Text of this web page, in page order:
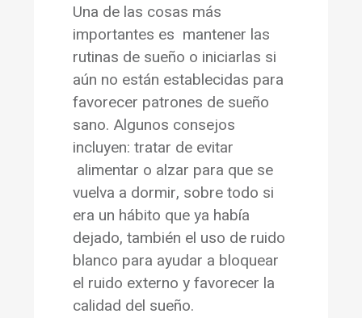
Una de las cosas más
importantes es mantener las
rutinas de sueño o iniciarlas si
aún no están establecidas para
favorecer patrones de sueño
sano. Algunos consejos
incluyen: tratar de evitar
alimentar o alzar para que se
vuelva a dormir, sobre todo si
era un hábito que ya había
dejado, también el uso de ruido
blanco para ayudar a bloquear
el ruido externo y favorecer la
calidad del sueño.